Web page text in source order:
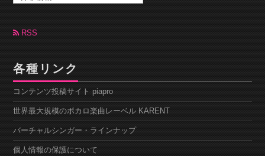
カ
ブ RSS
各種リンク
コンテンツ投稿サイト piapro
世界最大規模のボカロ楽曲レーベル KARENT
バーチャルシンガー・ラインナップ
個人情報の保護について